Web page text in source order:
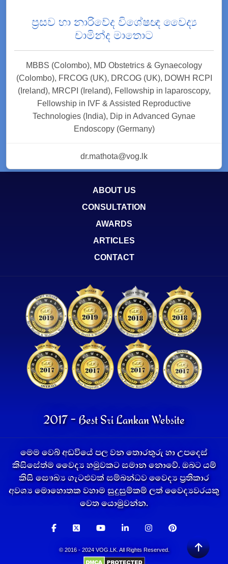
ප්‍රසව හා නාරිවේද විශේෂඥ වෛද්‍ය
චාමින්ද මාතොට
MBBS (Colombo), MD Obstetrics & Gynaecology
(Colombo), FRCOG (UK), DRCOG (UK), DOWH RCPI
(Ireland), MRCPI (Ireland), Fellowship in laparoscopy,
Fellowship in IVF & Assisted Reproductive
Technologies (India), Dip in Advanced Gynae
Endoscopy (Germany)
dr.mathota@vog.lk
ABOUT US
CONSULTATION
AWARDS
ARTICLES
CONTACT
2017 - Best Sri Lankan Website
මෙම වෙබ් අඩවියේ පල වන තොරතුරු හා උපදෙස්
කිසිසේත්ම වෛද්‍ය හමුවකට සමාන නොවේ. ඔබට යම්
කිසි සෞඛ්‍ය ගැටළුවක් සම්බන්ධව වෛද්‍ය ප්‍රතිකාර
අවශ්‍ය මොහොතක වහාම සුදුසුම්කම් ලත් වෛද්‍යවරයකු
වෙත යොමුවන්න.
© 2016 - 2024 VOG.LK. All Rights Reserved.